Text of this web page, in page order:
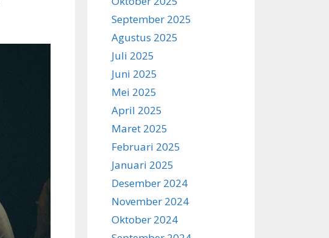
September 2025
Agustus 2025
Juli 2025
Juni 2025
Mei 2025
April 2025
Maret 2025
Februari 2025
Januari 2025
Desember 2024
November 2024
Oktober 2024